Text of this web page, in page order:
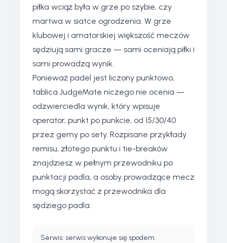
piłka wciąż była w grze po szybie, czy
martwa w siatce ogrodzenia. W grze
klubowej i amatorskiej większość meczów
sędziują sami gracze — sami oceniają piłki i
sami prowadzą wynik.
Ponieważ padel jest liczony punktowo,
tablica JudgeMate niczego nie ocenia —
odzwierciedla wynik, który wpisuje
operator, punkt po punkcie, od 15/30/40
przez gemy po sety. Rozpisane przykłady
remisu, złotego punktu i tie-breaków
znajdziesz w pełnym przewodniku po
punktacji padla, a osoby prowadzące mecz
mogą skorzystać z przewodnika dla
sędziego padla.
Serwis: serwis wykonuje się spodem.